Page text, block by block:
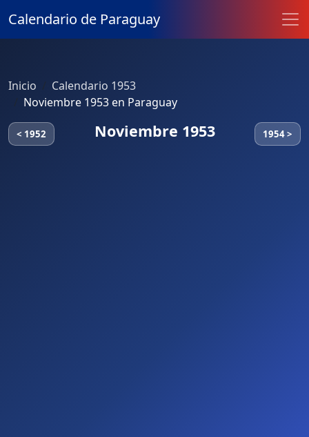
Calendario de Paraguay
Inicio
Calendario 1953
Noviembre 1953 en Paraguay
< 1952 Noviembre 1953 1954 >